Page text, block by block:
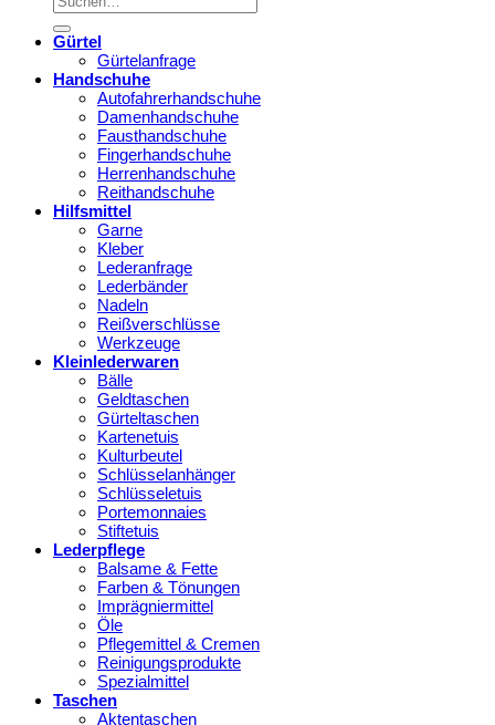
Gürtel
Gürtelanfrage
Handschuhe
Autofahrerhandschuhe
Damenhandschuhe
Fausthandschuhe
Fingerhandschuhe
Herrenhandschuhe
Reithandschuhe
Hilfsmittel
Garne
Kleber
Lederanfrage
Lederbänder
Nadeln
Reißverschlüsse
Werkzeuge
Kleinlederwaren
Bälle
Geldtaschen
Gürteltaschen
Kartenetuis
Kulturbeutel
Schlüsselanhänger
Schlüsseletuis
Portemonnaies
Stiftetuis
Lederpflege
Balsame & Fette
Farben & Tönungen
Imprägniermittel
Öle
Pflegemittel & Cremen
Reinigungsprodukte
Spezialmittel
Taschen
Aktentaschen